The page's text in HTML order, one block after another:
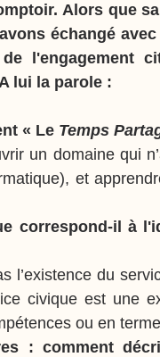
Alors que
échangé
de l'engagement
lui la parole :
« Le Temps
un domaine qui
et
correspond-il à
l’existence du
civique est une
ou en
: comment